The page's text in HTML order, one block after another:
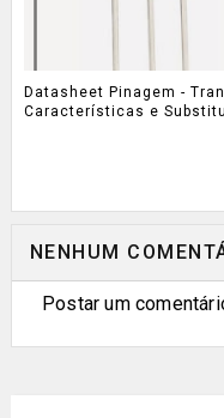
Datasheet Pinagem -
Características e
NENHUM
Postar um